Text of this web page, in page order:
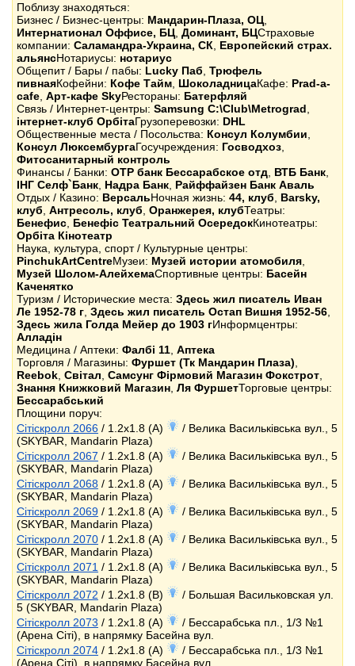
Поблизу знаходяться:
Бизнес / Бизнес-центры: Мандарин-Плаза, ОЦ
Интернатионал Оффиcе, БЦ Доминант, БЦСтраховые
компании: Саламандра-Украина, СК
Европейский страх.
альянсНотариусы: нотариус
Общепит / Бары / пабы: Lucky Паб Трюфель
пивнаяКофейни: Кофе Тайм ШоколадницаКафе: Prad-a-
cafe Арт-кафе SkyРестораны: Батерфляй
Связь / Интернет-центры: Samsung C:\Club\Metrograd
інтернет-клуб ОрбітаГрузоперевозки: DHL
Общественные места / Посольства: Консул Колумбии
Консул ЛюксембургаГосучреждения: Госводхоз
Фитосанитарный контроль
Финансы / Банки: OTP банк Бессарабское отд ВТБ Банк
ІНГ Селф`Банк Надра Банк Райффайзен Банк Аваль
Отдых / Казино: ВерсальНочная жизнь: 44, клуб
Barsky,
клуб Антресоль, клуб Оранжерея, клубТеатры:
Бенефис Бенефіс Театральний ОсередокКинотеатры:
Орбіта Кінотеатр
Наука, культура, спорт / Культурные центры:
PinchukArtCentreМузеи: Музей истории атомобиля
Музей Шолом-АлейхемаСпортивные центры: Басейн
Каченятко
Туризм / Исторические места: Здесь жил писатель Иван
Ле 1952-78 г Здесь жил писатель Остап Вишня 1952-56
Здесь жила Голда Мейер до 1903 гИнформцентры:
Алладін
Медицина / Аптеки: Фалбі 11 Аптека
Торговля / Магазины: Фуршет (Тк Мандарин Плаза)
Reebok Світал Самсунг Фірмовий Магазин Фокстрот
Знання Книжковий Магазин Ля ФуршетТорговые центры:
Бессарабський
Площини поруч:
Сітіскролл 2066 / 1.2x1.8 (A)
/ Велика Васильківська вул., 5
(SKYBAR, Mandarin Plaza)
Сітіскролл 2067 / 1.2x1.8 (A)
/ Велика Васильківська вул., 5
(SKYBAR, Mandarin Plaza)
Сітіскролл 2068 / 1.2x1.8 (A)
/ Велика Васильківська вул., 5
(SKYBAR, Mandarin Plaza)
Сітіскролл 2069 / 1.2x1.8 (A)
/ Велика Васильківська вул., 5
(SKYBAR, Mandarin Plaza)
Сітіскролл 2070 / 1.2x1.8 (A)
/ Велика Васильківська вул., 5
(SKYBAR, Mandarin Plaza)
Сітіскролл 2071 / 1.2x1.8 (A)
/ Велика Васильківська вул., 5
(SKYBAR, Mandarin Plaza)
Сітіскролл 2072 / 1.2x1.8 (B)
/ Большая Васильковская ул.
5 (SKYBAR, Mandarin Plaza)
Сітіскролл 2073 / 1.2x1.8 (A)
/ Бессарабська пл., 1/3 №1
(Арена Сіті), в напрямку Басейна вул.
Сітіскролл 2074 / 1.2x1.8 (A)
/ Бессарабська пл., 1/3 №1
(Арена Сіті), в напрямку Басейна вул.